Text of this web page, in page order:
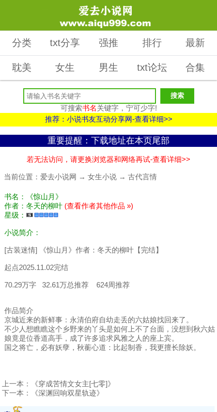
分类 txt分享 强推 排行 最新
耽美 女生 男生 txt论坛 合集
可搜索书名关键字，宁可少字!
推荐：小说书友互动分享网-查看详细>>
重要提醒：下载地址在本页尾部
若无法访问，请更换浏览器和网络再试-查看详细>>
当前位置： 爱去小说网 → 女生小说 → 古代言情
书名：《惊山月》
作者：冬天的柳叶 (查看作者其他作品 »)
星级：
小说简介：
[古装迷情] 《惊山月》作者：冬天的柳叶【完结】
起点2025.11.02完结
70.29万字 32.61万总推荐 624周推荐
作品简介
京城近来的新鲜事：永清伯府自幼走丢的六姑娘找回来了。
不少人想瞧瞧这个乡野来的丫头是如何上不了台面，没想到秋六姑
娘竟是位香道高手，成了许多追求风雅之人的座上宾。
国之将亡，必有妖孽，秋蘅心道：比起制香，我更擅长除妖。
上一本：
《穿成苦情文女主[七零]》
下一本：
《深渊回响双星轨迹》